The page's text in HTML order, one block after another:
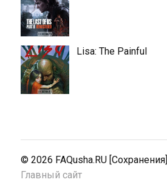
Lisa: The Painful
© 2026 FAQusha.RU [Сохранения]
Главный сайт